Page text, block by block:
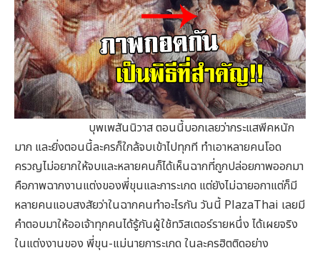
บุพเพสันนิวาส ตอนนี้บอกเลยว่ากระแสพีคหนัก
มาก และยิ่งตอนนี้ละครก็ใกล้จบเข้าไปทุกที ทำเอาหลายคนโอด
ครวญไม่อยากให้จบและหลายคนก็ได้เห็นฉากที่ถูกปล่อยภาพออกมา
คือภาพฉากงานแต่งของพี่ขุนและการะเกด แต่ยังไม่ฉายอกาแต่ก็มี
หลายคนแอบสงสัยว่าในฉากคนทำอะไรกัน วันนี้ PlazaThai เลยมี
คำตอบมาให้ออเจ้าทุกคนได้รู้กันผู้ใช้ทวิสเตอร์รายหนึ่ง ได้เผยจริง
ในแต่งงานของ พี่ขุน-แม่นายการะเกด ในละครฮิตติดอย่าง